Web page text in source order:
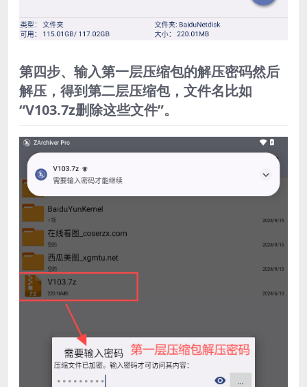
第四步、输入第一层压缩包的解压密码然后
解压，得到第二层压缩包，文件名比如
“V103.7z删除这些文件”。